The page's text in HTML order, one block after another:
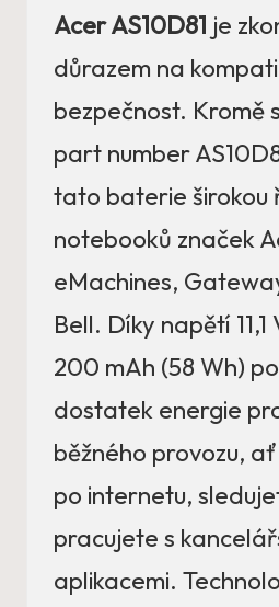
Acer AS10D81 je
důrazem na
bezpečnost. Kromě
part number
tato baterie širokou
notebooků značek
eMachines,
Bell. Díky napětí
200 mAh (58 Wh)
dostatek energie
běžného provozu,
po internetu,
pracujete s
aplikacemi.